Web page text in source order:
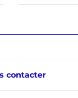
contacter